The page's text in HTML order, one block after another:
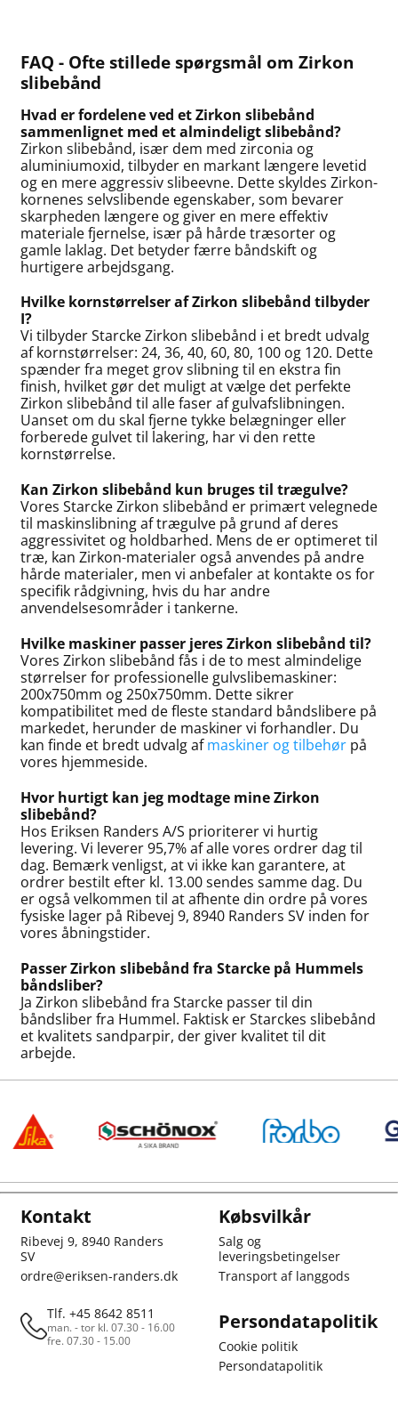
FAQ - Ofte stillede spørgsmål om Zirkon
slibebånd
Hvad er fordelene ved et Zirkon slibebånd
sammenlignet med et almindeligt slibebånd?
Zirkon slibebånd, især dem med zirconia og
aluminiumoxid, tilbyder en markant længere levetid
og en mere aggressiv slibeevne. Dette skyldes Zirkon-
kornenes selvslibende egenskaber, som bevarer
skarpheden længere og giver en mere effektiv
materiale fjernelse, især på hårde træsorter og
gamle laklag. Det betyder færre båndskift og
hurtigere arbejdsgang.
Hvilke kornstørrelser af Zirkon slibebånd tilbyder
I?
Vi tilbyder Starcke Zirkon slibebånd i et bredt udvalg
af kornstørrelser: 24, 36, 40, 60, 80, 100 og 120. Dette
spænder fra meget grov slibning til en ekstra fin
finish, hvilket gør det muligt at vælge det perfekte
Zirkon slibebånd til alle faser af gulvafslibningen.
Uanset om du skal fjerne tykke belægninger eller
forberede gulvet til lakering, har vi den rette
kornstørrelse.
Kan Zirkon slibebånd kun bruges til trægulve?
Vores Starcke Zirkon slibebånd er primært velegnede
til maskinslibning af trægulve på grund af deres
aggressivitet og holdbarhed. Mens de er optimeret til
træ, kan Zirkon-materialer også anvendes på andre
hårde materialer, men vi anbefaler at kontakte os for
specifik rådgivning, hvis du har andre
anvendelsesområder i tankerne.
Hvilke maskiner passer jeres Zirkon slibebånd til?
Vores Zirkon slibebånd fås i de to mest almindelige
størrelser for professionelle gulvslibemaskiner:
200x750mm og 250x750mm. Dette sikrer
kompatibilitet med de fleste standard båndslibere på
markedet, herunder de maskiner vi forhandler. Du
kan finde et bredt udvalg afmaskiner og tilbehør på
vores hjemmeside.
Hvor hurtigt kan jeg modtage mine Zirkon
slibebånd?
Hos Eriksen Randers A/S prioriterer vi hurtig
levering. Vi leverer 95,7% af alle vores ordrer dag til
dag. Bemærk venligst, at vi ikke kan garantere, at
ordrer bestilt efter kl. 13.00 sendes samme dag. Du
er også velkommen til at afhente din ordre på vores
fysiske lager på Ribevej 9, 8940 Randers SV inden for
vores åbningstider.
Passer Zirkon slibebånd fra Starcke på Hummels
båndsliber?
Ja Zirkon slibebånd fra Starcke passer til din
båndsliber fra Hummel. Faktisk er Starckes slibebånd
et kvalitets sandparpir, der giver kvalitet til dit
arbejde.
Kontakt
Ribevej 9, 8940 Randers
SV
ordre@eriksen-randers.dk
Tlf. +45 8642 8511
man. - tor kl. 07.30 - 16.00
fre. 07.30 - 15.00
Købsvilkår
Salg og
leveringsbetingelser
Transport af langgods
Persondatapolitik
Cookie politik
Persondatapolitik